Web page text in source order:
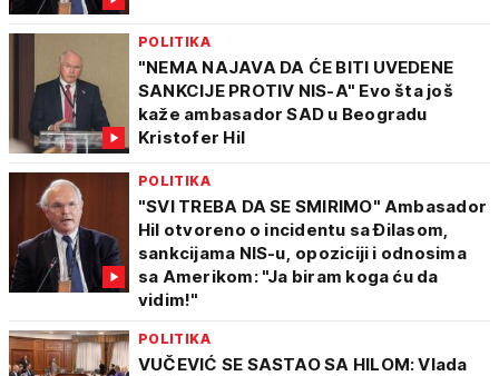
POLITIKA
"NEMA NAJAVA DA ĆE BITI UVEDENE
SANKCIJE PROTIV NIS-A" Evo šta još
kaže ambasador SAD u Beogradu
Kristofer Hil
POLITIKA
"SVI TREBA DA SE SMIRIMO" Ambasador
Hil otvoreno o incidentu sa Đilasom,
sankcijama NIS-u, opoziciji i odnosima
sa Amerikom: "Ja biram koga ću da
vidim!"
POLITIKA
VUČEVIĆ SE SASTAO SA HILOM: Vlada